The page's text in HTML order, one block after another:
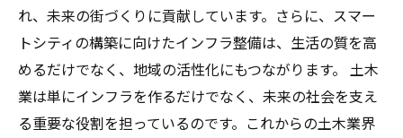
れ、未来の街づくりに貢献しています。さらに、スマー
トシティの構築に向けたインフラ整備は、生活の質を高
めるだけでなく、地域の活性化にもつながります。 土木
業は単にインフラを作るだけでなく、未来の社会を支え
る重要な役割を担っているのです。これからの土木業界